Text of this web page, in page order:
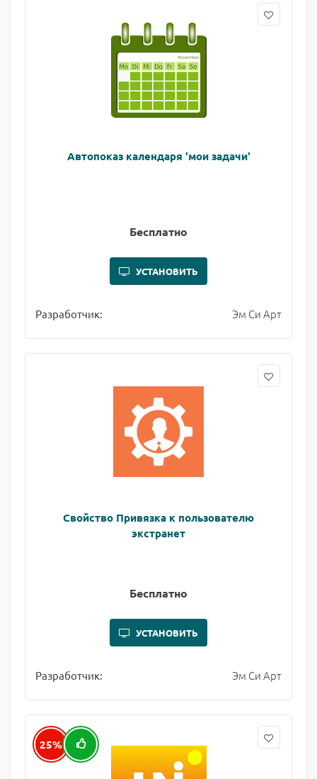
Автопоказ календаря 'мои задачи'
Бесплатно
УСТАНОВИТЬ
Разработчик: Эм Си Арт
Свойство Привязка к пользователю
экстранет
Бесплатно
УСТАНОВИТЬ
Разработчик: Эм Си Арт
25%